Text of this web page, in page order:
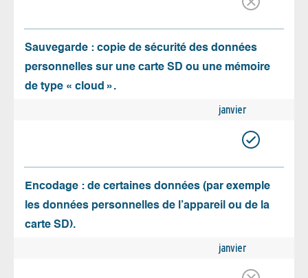
Sauvegarde : copie de sécurité des données
personnelles sur une carte SD ou une mémoire
de type « cloud ».
janvier
Encodage : de certaines données (par exemple
les données personnelles de l’appareil ou de la
carte SD).
janvier